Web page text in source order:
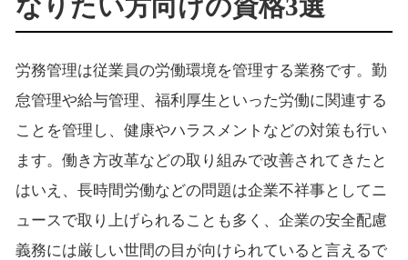
なりたい方向けの資格3選
労務管理は従業員の労働環境を管理する業務です。勤
怠管理や給与管理、福利厚生といった労働に関連する
ことを管理し、健康やハラスメントなどの対策も行い
ます。働き方改革などの取り組みで改善されてきたと
はいえ、長時間労働などの問題は企業不祥事としてニ
ュースで取り上げられることも多く、企業の安全配慮
義務には厳しい世間の目が向けられていると言えるで